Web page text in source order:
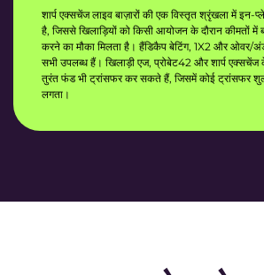
शार्प एक्सचेंज लाइव बाज़ारों की एक विस्तृत श्रृंखला में इन-
है, जिससे खिलाड़ियों को किसी आयोजन के दौरान कीमतों में
करने का मौका मिलता है। हैंडिकैप बेटिंग, 1X2 और ओवर/
सभी उपलब्ध हैं। खिलाड़ी एज, प्रोबेट42 और शार्प
तुरंत फंड भी ट्रांसफर कर सकते हैं, जिसमें कोई ट्रांसफर
लगता।